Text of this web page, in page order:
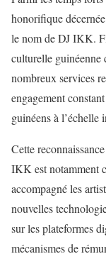
honorifique
le nom de DJ IKK.
culturelle guinéenne
nombreux services
engagement
guinéens à l’échelle
Cette
IKK est notamment
accompagné les
nouvelles
sur les plateformes
mécanismes de